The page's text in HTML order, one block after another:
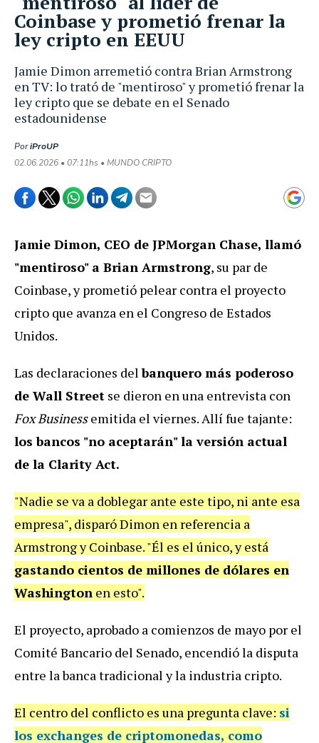
Jamie Dimon arremetió contra Brian Armstrong
en TV: lo trató de "mentiroso" y prometió frenar la
ley cripto que se debate en el Senado
estadounidense
PoriProUP
02.06.2026 • 07:11hs • MUNDO CRIPTO
Coinbase y prometió frenar la
ley cripto en EEUU
Jamie Dimon, CEO de JPMorgan Chase, llamó
"mentiroso" a Brian Armstrong, su par de
Coinbase, y prometió pelear contra el proyecto
cripto que avanza en el Congreso de Estados
Unidos.
Las declaraciones delbanquero más poderoso
de Wall Street se dieron en una entrevista con
Fox Businessemitida el viernes. Allí fue tajante:
los bancos "no aceptarán" la versión actual
de la Clarity Act.
"Nadie se va a doblegar ante este tipo, ni ante esa
empresa", disparó Dimon en referencia a
Armstrong y Coinbase. "Él es el único, y está
gastando cientos de millones de dólares en
Washington en esto".
El proyecto, aprobado a comienzos de mayo por el
Comité Bancario del Senado, encendió la disputa
entre la banca tradicional y la industria cripto.
El centro del conflicto es una pregunta clave: si
los exchanges de criptomonedas, como